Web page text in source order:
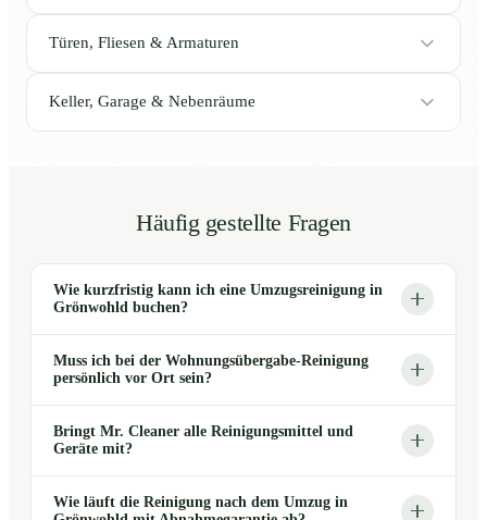
Türen, Fliesen & Armaturen
Keller, Garage & Nebenräume
Häufig gestellte Fragen
Wie kurzfristig kann ich eine Umzugsreinigung in
Grönwohld buchen?
Muss ich bei der Wohnungsübergabe-Reinigung
persönlich vor Ort sein?
Bringt Mr. Cleaner alle Reinigungsmittel und
Geräte mit?
Wie läuft die Reinigung nach dem Umzug in